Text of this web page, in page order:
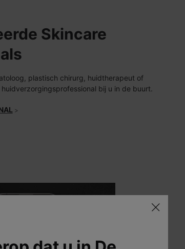
Skincare
plastisch chirurg, huidtherapeut of
bij u in de buurt.
>